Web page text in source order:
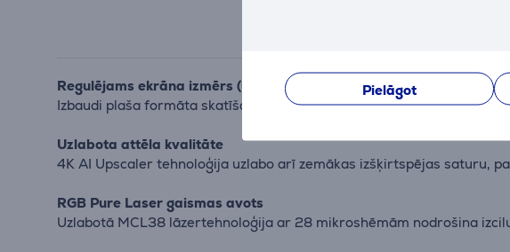
Pielāgot
Regulējams ekrāna izmērs (65"–300")
Izbaudi plaša formāta skatīšanos jebkurā vietā — viesistabā, pagalmā
Uzlabota attēla kvalitāte
4K AI Upscaler tehnoloģija uzlabo arī zemākas izšķirtspējas saturu,
RGB Pure Laser gaismas avots
Uzlabotā MCL38 lāzertehnoloģija ar 28 mikroshēmām nodrošina